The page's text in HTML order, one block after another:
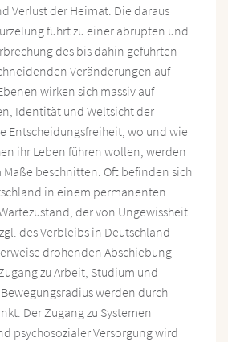
Verlust der Heimat. Die daraus
führt zu einer abrupten und
des bis dahin geführten
Veränderungen auf
wirken sich massiv auf
Identität und Weltsicht der
Entscheidungsfreiheit, wo und wie
ihr Leben führen wollen, werden
beschnitten. Oft befinden sich
in einem permanenten
der von Ungewissheit
des Verbleibs in Deutschland
drohenden Abschiebung
zu Arbeit, Studium und
werden durch
Der Zugang zu Systemen
psychosozialer Versorgung wird